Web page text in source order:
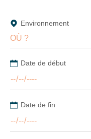
Environnement
OÙ ?
Date de début
Date de fin
pour
vos
!
Il
suffit
clic